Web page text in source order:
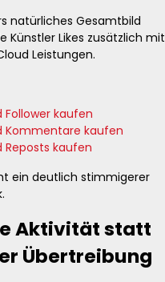
natürliches Gesamtbild
Künstler Likes zusätzlich mit
Leistungen.
Follower kaufen
Kommentare kaufen
Reposts kaufen
ein deutlich stimmigerer
Aktivität statt
Übertreibung